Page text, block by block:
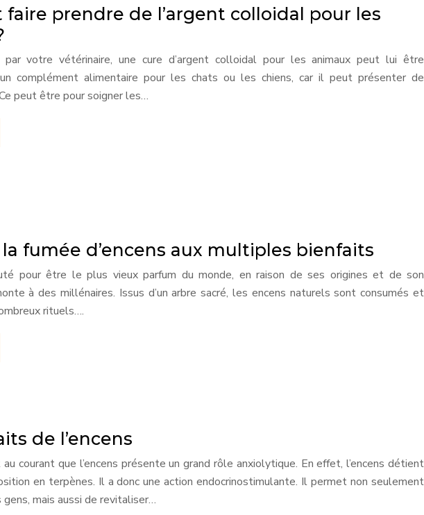
faire prendre de l’argent colloidal pour les
par votre vétérinaire, une cure d’argent colloidal pour les animaux peut lui être
un complément alimentaire pour les chats ou les chiens, car il peut présenter de
peut être pour soigner les…
fumée d’encens aux multiples bienfaits
pour être le plus vieux parfum du monde, en raison de ses origines et de son
à des millénaires. Issus d’un arbre sacré, les encens naturels sont consumés et
rituels….
de l’encens
courant que l’encens présente un grand rôle anxiolytique. En effet, l’encens détient
en terpènes. Il a donc une action endocrinostimulante. Il permet non seulement
mais aussi de revitaliser…